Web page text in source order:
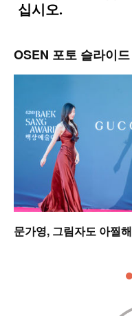
OSEN 포토 슬라이드
문가영, 그림자도 아찔해